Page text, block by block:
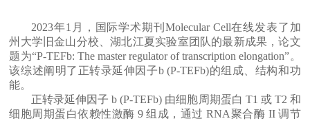
2023年1月，国际学术期刊Molecular Cell在线发表了加
州大学旧金山分校、湖北江夏实验室团队的最新成果，论文
题为“P-TEFb: The master regulator of transcription elongation”。
该综述阐明了正转录延伸因子b (P-TEFb)的组成、结构和功
能。
正转录延伸因子 b (P-TEFb) 由细胞周期蛋白 T1 或 T2 和
细胞周期蛋白依赖性激酶 9 组成，通过 RNA聚合酶 II 调节